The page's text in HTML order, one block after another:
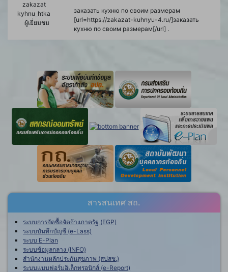
zakazat
kyhnu_htka
ผู้เยี่ยมชม
заказать кухню по своим размерам
[url=https://zakazat-kuhnyu-4.ru/]заказать
кухню по своим размерам[/url] .
สารสนเทศ สถ.
ระบบการจัดซื้อจัดจ้างภาครัฐ (EGP)
ระบบบันทึกบัญชี (e-Lass)
ระบบ E-Plan
ระบบข้อมูลกลาง (INFO)
สำนักงานหลักประกันสุขภาพ (สปสช.)
ระบบแบบฟอร์มอิเล็กทรอนิกส์ (e-Report)